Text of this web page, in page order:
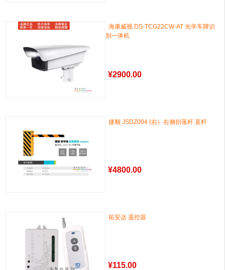
海康威视 DS-TCG22CW-AT 光学车牌识
别一体机
¥2900.00
捷顺 JSDZ004 (右）右侧抬落杆 直杆
¥4800.00
拓安达 遥控器
¥115.00